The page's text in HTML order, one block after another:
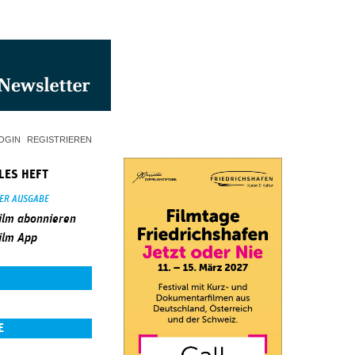
REGISTRIEREN
HEFT
AUSGABE
abonnieren
App